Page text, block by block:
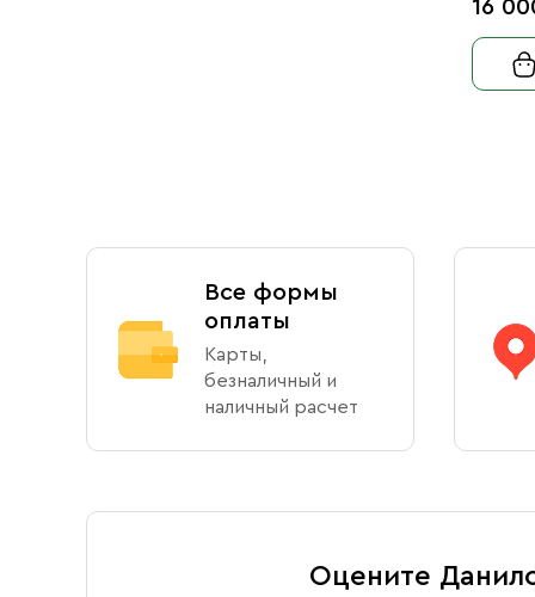
16
Все формы
оплаты
Карты,
безналичный и
наличный расчет
Оцените